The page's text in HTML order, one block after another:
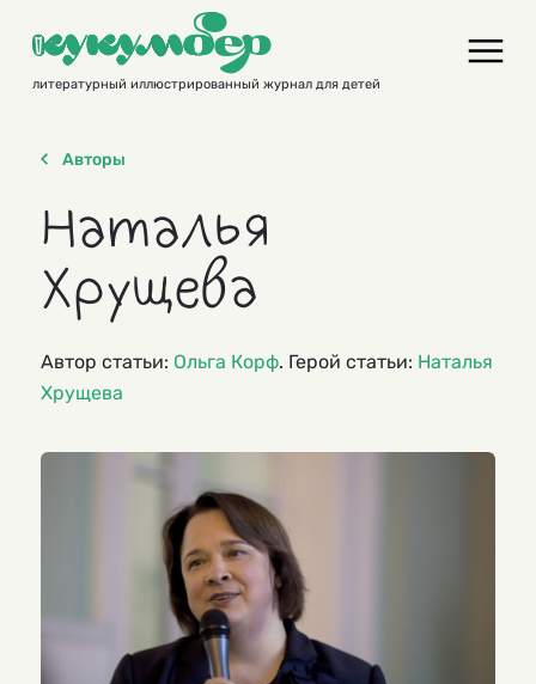
contentлитературный иллюстрированный журнал для детей
Авторы
Наталья
Хрущева
Автор статьи: Ольга Корф. Герой статьи: Наталья
Хрущева